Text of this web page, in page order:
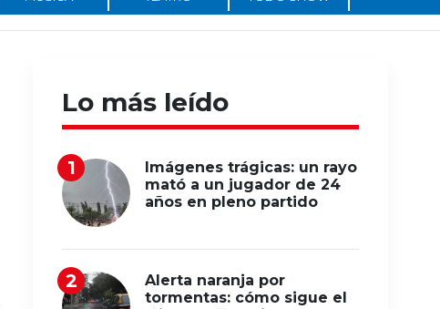
Lo más leído
Imágenes trágicas: un rayo
mató a un jugador de 24
años en pleno partido
Alerta naranja por
tormentas: cómo sigue el